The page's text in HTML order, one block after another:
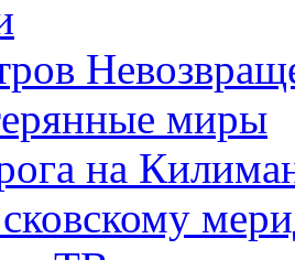
миры
на